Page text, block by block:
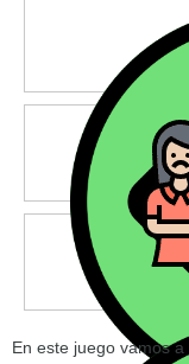
En este juego vamos